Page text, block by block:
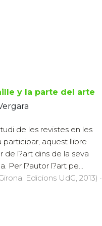
y la parte del arte
de les revistes en les
participar, aquest llibre
de l?art dins de la seva
Per l?autor l?art pe...
Edicions UdG, 2013) ·